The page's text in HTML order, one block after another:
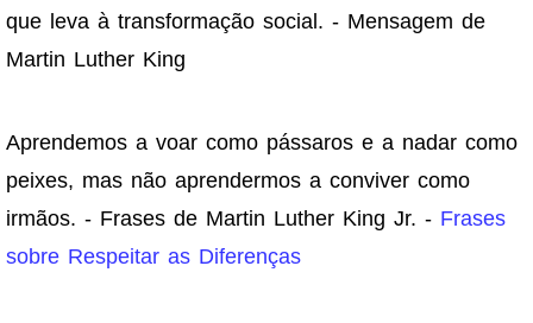
que leva à transformação social. - Mensagem de
Martin Luther King
Aprendemos a voar como pássaros e a nadar como
peixes, mas não aprendermos a conviver como
irmãos. - Frases de Martin Luther King Jr. - Frases
sobre Respeitar as Diferenças